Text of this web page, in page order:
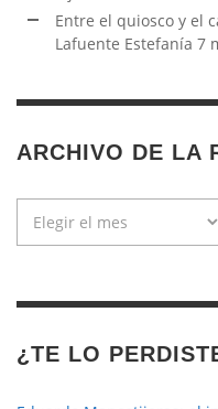
Entre el quiosco y el
Lafuente Estefanía 7
ARCHIVO DE LA
¿TE LO